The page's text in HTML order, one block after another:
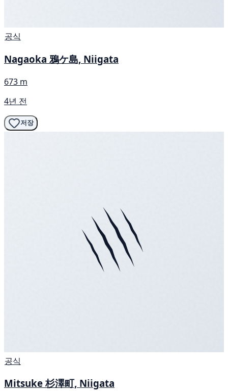
공식
Nagaoka 鴉ケ島, Niigata
673 m
4년 전
저장
공식
Mitsuke 杉澤町, Niigata